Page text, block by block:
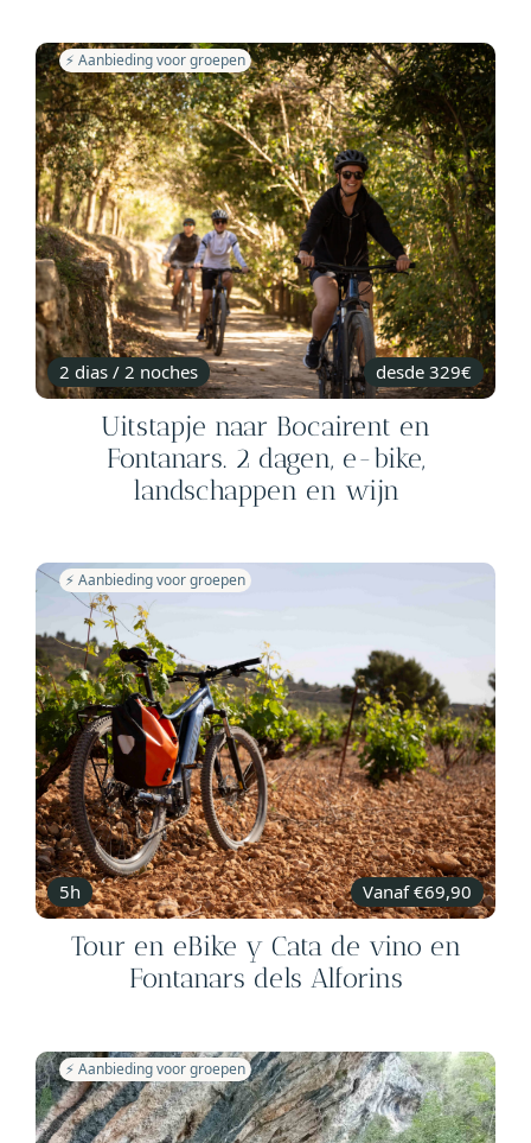
2 dias / 2 noches desde 329€
⚡️ Aanbieding voor groepen
Uitstapje naar Bocairent en
Fontanars. 2 dagen, e-bike,
landschappen en wijn
5h Vanaf €69,90
⚡️ Aanbieding voor groepen
Tour en eBike y Cata de vino en
Fontanars dels Alforins
⚡️ Aanbieding voor groepen